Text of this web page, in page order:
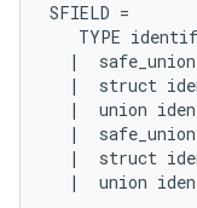
SFIELD =
TYPE
|
safe_union
|
struct
|
union
|
safe_union
|
struct
|
union